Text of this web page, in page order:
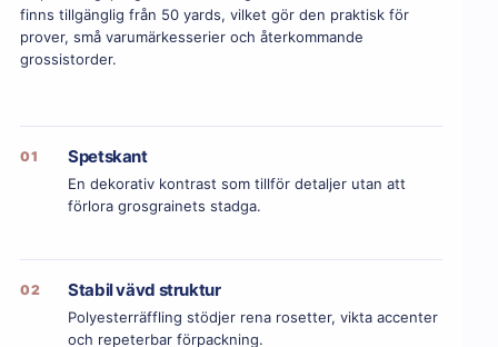
finns tillgänglig från 50 yards, vilket gör den praktisk för
prover, små varumärkesserier och återkommande
grossistorder.
01 Spetskant
En dekorativ kontrast som tillför detaljer utan att
förlora grosgrainets stadga.
02 Stabil vävd struktur
Polyesterräffling stödjer rena rosetter, vikta accenter
och repeterbar förpackning.